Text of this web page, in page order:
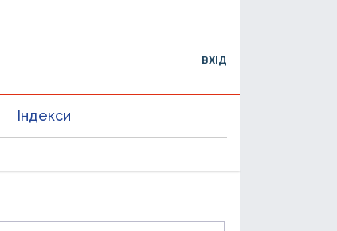
ВХІД
Індекси